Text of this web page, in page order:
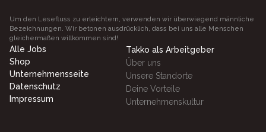
Um den Lesefluss zu erleichtern, verwenden wir überwiegend männliche
Bezeichnungen. Wir betonen ausdrücklich, dass bei uns alle Menschen
gleichermaßen willkommen sind!
Alle Jobs
Shop
Unternehmensseite
Datenschutz
Impressum
Takko als Arbeitgeber
Über uns
Unsere Standorte
Deine Vorteile
Unternehmenskultur